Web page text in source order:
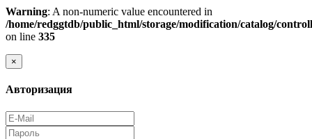
Warning: A non-numeric value encountered in
/home/redggtdb/public_html/storage/modification/catalog/
on line 335
×
Авторизация